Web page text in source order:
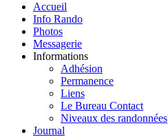
Accueil
Info Rando
Photos
Messagerie
Informations
Adhésion
Permanence
Liens
Le Bureau Contact
Niveaux des randonnées
Journal